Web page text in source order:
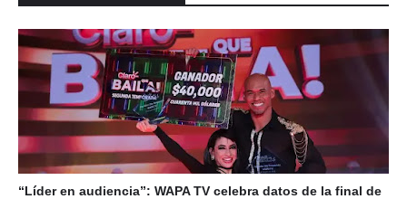
“Líder en audiencia”: WAPA TV celebra datos de la final de